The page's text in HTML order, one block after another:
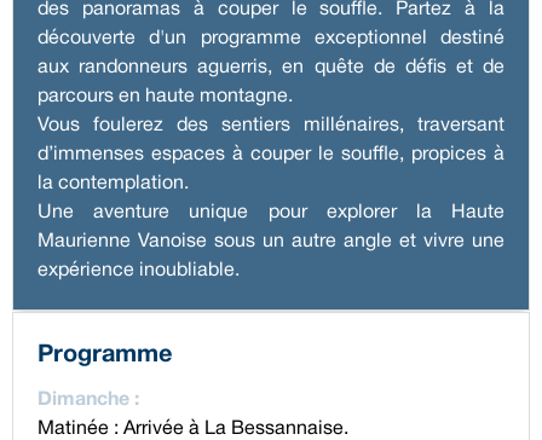
des panoramas à couper le souffle. Partez à la
découverte d'un programme exceptionnel destiné
aux randonneurs aguerris, en quête de défis et de
parcours en haute montagne.
Vous foulerez des sentiers millénaires, traversant
d’immenses espaces à couper le souffle, propices à
la contemplation.
Une aventure unique pour explorer la Haute
Maurienne Vanoise sous un autre angle et vivre une
expérience inoubliable.
Programme
Dimanche :
Matinée : Arrivée à La Bessannaise.